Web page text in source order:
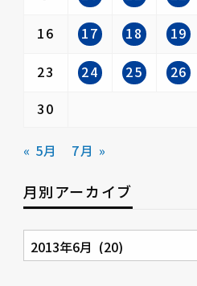
16
17 18 19
23
24 25 26
30
« 5月 7月 »
月別アーカイブ
月
別